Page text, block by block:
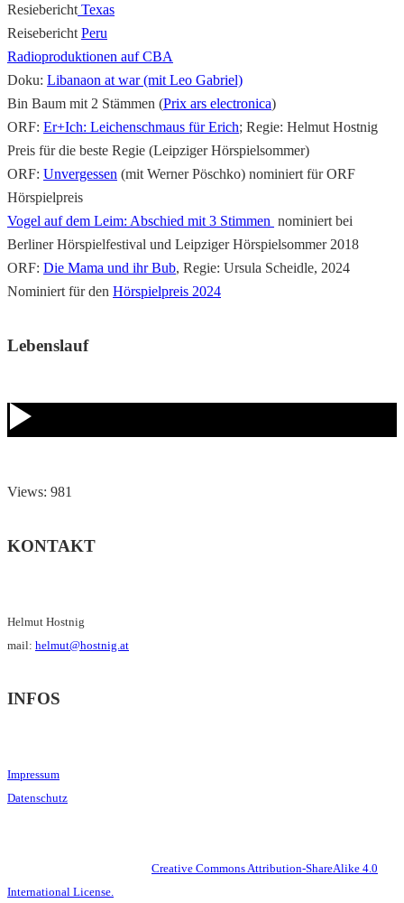
Resiebericht Texas
Reisebericht Peru
Radioproduktionen auf CBA
Doku: Libanaon at war (mit Leo Gabriel)
Bin Baum mit 2 Stämmen (Prix ars electronica)
ORF: Er+Ich: Leichenschmaus für Erich; Regie: Helmut Hostnig
Preis für die beste Regie (Leipziger Hörspielsommer)
ORF: Unvergessen (mit Werner Pöschko) nominiert für ORF
Hörspielpreis
Vogel auf dem Leim: Abschied mit 3 Stimmen nominiert bei
Berliner Hörspielfestival und Leipziger Hörspielsommer 2018
ORF: Die Mama und ihr Bub, Regie: Ursula Scheidle, 2024
Nominiert für den Hörspielpreis 2024
Lebenslauf
Views: 981
KONTAKT
Helmut Hostnig
mail: helmut@hostnig.at
INFOS
Impressum
Datenschutz
Creative Commons Attribution-ShareAlike 4.0
International License.